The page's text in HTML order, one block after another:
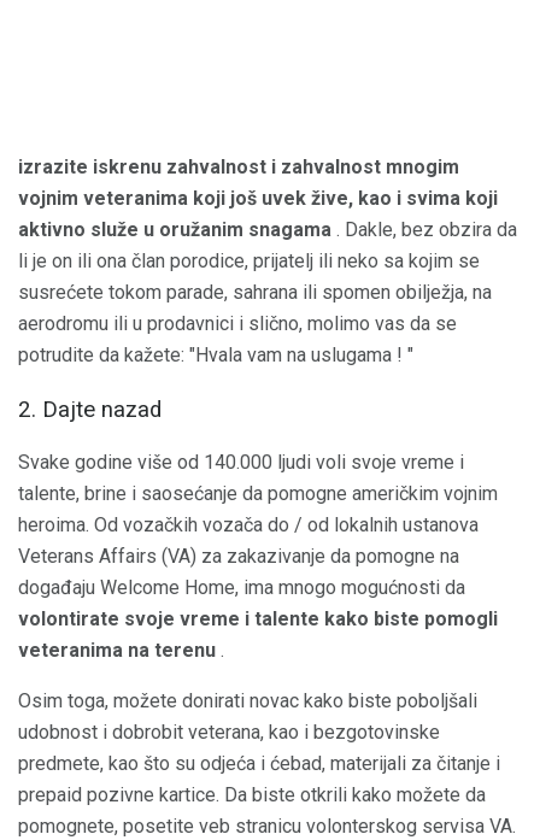
izrazite iskrenu zahvalnost i zahvalnost mnogim
vojnim veteranima koji još uvek žive, kao i svima koji
aktivno služe u oružanim snagama . Dakle, bez obzira da
li je on ili ona član porodice, prijatelj ili neko sa kojim se
susrećete tokom parade, sahrana ili spomen obilježja, na
aerodromu ili u prodavnici i slično, molimo vas da se
potrudite da kažete: "Hvala vam na uslugama ! "
2. Dajte nazad
Svake godine više od 140.000 ljudi voli svoje vreme i
talente, brine i saosećanje da pomogne američkim vojnim
heroima. Od vozačkih vozača do / od lokalnih ustanova
Veterans Affairs (VA) za zakazivanje da pomogne na
događaju Welcome Home, ima mnogo mogućnosti da
volontirate svoje vreme i talente kako biste pomogli
veteranima na terenu .
Osim toga, možete donirati novac kako biste poboljšali
udobnost i dobrobit veterana, kao i bezgotovinske
predmete, kao što su odjeća i ćebad, materijali za čitanje i
prepaid pozivne kartice. Da biste otkrili kako možete da
pomognete, posetite veb stranicu volonterskog servisa VA.